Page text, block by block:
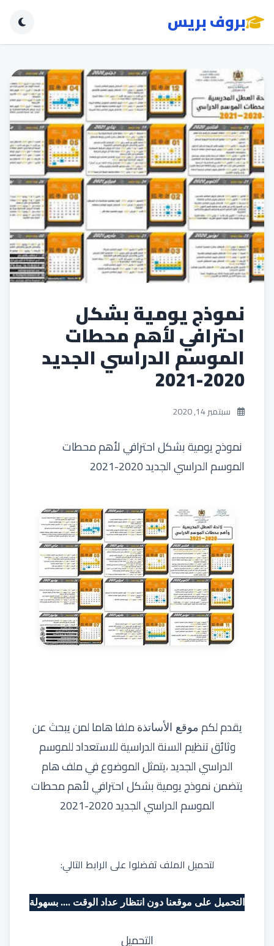
بروف بريس
نموذج يومية بشكل
احترافي لأهم محطات
الموسم الدراسي الجديد
2020-2021
سبتمبر 14, 2020
نموذج يومية بشكل احترافي لأهم محطات
الموسم الدراسي الجديد 2020-2021
يقدم لكمموقع الأساتذة ملفا هاما لمن يبحث عن
وثائق تنظيم السنة الدراسية للاستعداد للموسم
الدراسي الجديد ،يتمثل الموضوع في ملف هام
يتضمن نموذج يومية بشكل احترافي لأهم محطات
الموسم الدراسي الجديد 2020-2021
لتحميل الملف تفضلوا على الرابط التالي:
التحميل على موقعنا دون انتظار عداد الوقت .... بسهولة
التحميل